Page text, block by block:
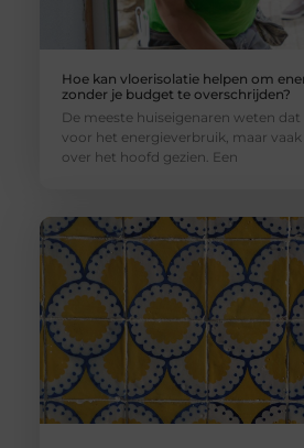
Hoe kan vloerisolatie helpen om
zonder je budget te overschrijden?
De meeste huiseigenaren weten
voor het energieverbruik, maar
over het hoofd gezien. Een